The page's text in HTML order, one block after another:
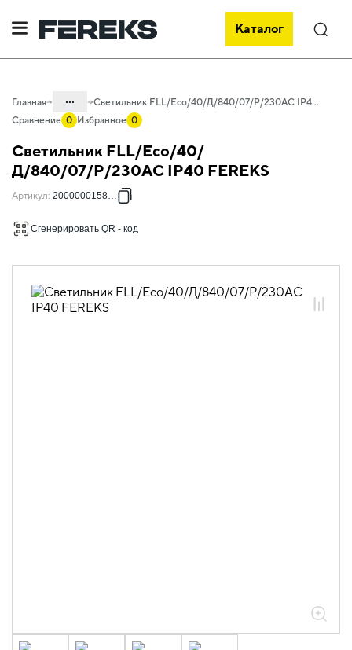
Каталог Поиск
Главная ...
Проектное освещение FEREKS
Светильники для внутреннего
Освещение торговых объектов
Светильник FLL/Eco/40/Д/840/07/P/230AC IP40 FEREKS
Сравнение 0 Избранное 0
Светильник FLL/Eco/40/
Д/840/07/P/230AC IP40 FEREKS
Артикул: 2000000158532
Сгенерировать QR - код